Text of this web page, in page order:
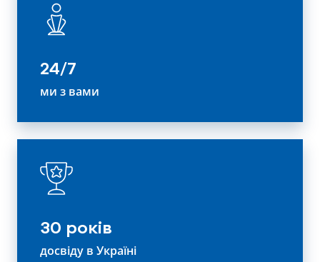
24/7
ми з вами
30 років
досвіду в Україні